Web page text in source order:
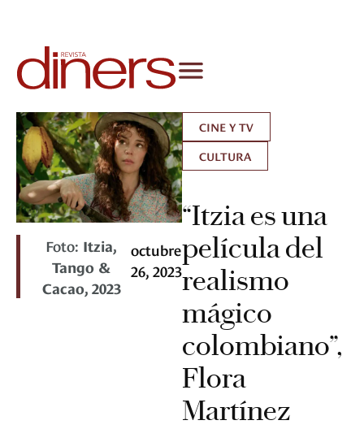
Foto: Itzia,
Tango &
Cacao, 2023
octubre
26, 2023
CINE Y TV
CULTURA
“Itzia es una
película del
realismo
mágico
colombiano”,
Flora
Martínez